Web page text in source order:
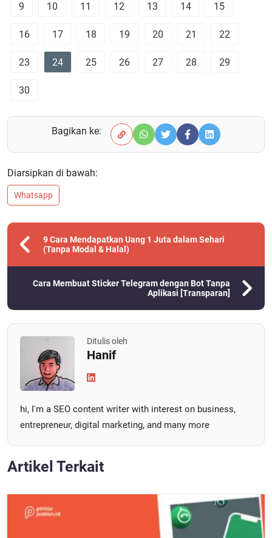
9 10 11 12 13 14 15
16 17 18 19 20 21 22
23 24 25 26 27 28 29
30
Bagikan ke:
Diarsipkan di bawah:
Whatsapp
9 Cara Mendapatkan Uang 1 Juta dalam Sehari
(Tanpa Modal & Halal)
Cara Membuat Sticker Telegram dengan Bot Tanpa
Aplikasi [Transparan]
Ditulis oleh
Hanif
hi, I'm a SEO content writer with interest on business,
entrepreneur, digital marketing, and many more
Artikel Terkait